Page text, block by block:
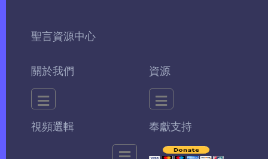
聖言資源中心
關於我們 資源
視頻選輯 奉獻支持